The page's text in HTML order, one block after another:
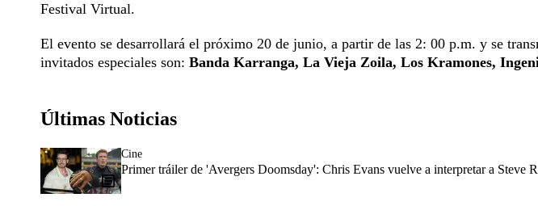
Festival Virtual.
El evento se desarrollará el próximo 20 de junio, a partir de las 2: 00 p.m. y se
invitados especiales son: Banda Karranga, La Vieja Zoila, Los Kramones,
Últimas Noticias
Cine
Primer tráiler de 'Avergers Doomsday': Chris Evans vuelve a interpretar a Steve